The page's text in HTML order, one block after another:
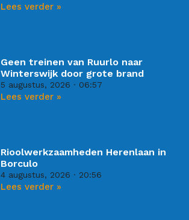
Lees verder »
Geen treinen van Ruurlo naar
Winterswijk door grote brand
5 augustus, 2026 06:57
Lees verder »
Rioolwerkzaamheden Herenlaan in
Borculo
4 augustus, 2026 20:56
Lees verder »